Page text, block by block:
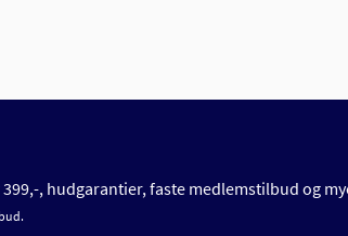
, hudgarantier, faste medlemstilbud og